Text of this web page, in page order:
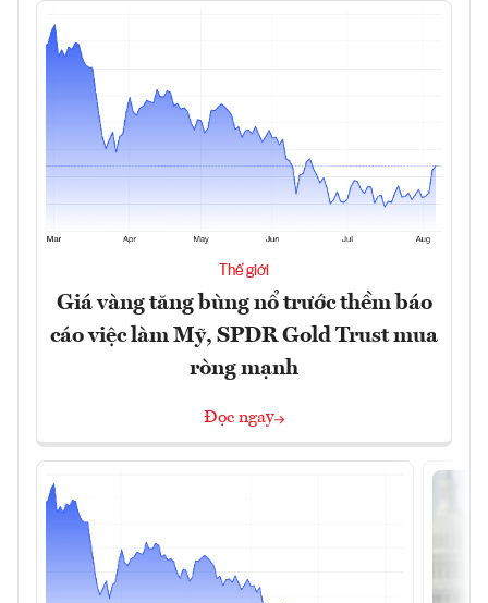
Thế giới
Giá vàng tăng bùng nổ trước thềm báo
cáo việc làm Mỹ, SPDR Gold Trust mua
ròng mạnh
Đọc ngay